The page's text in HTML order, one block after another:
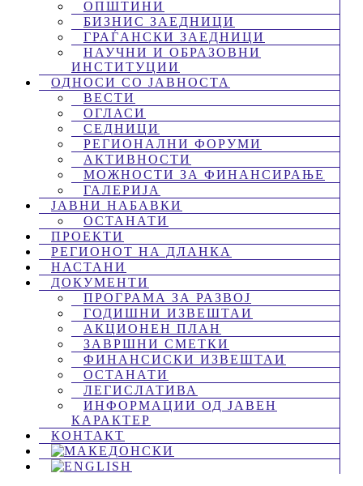
ОПШТИНИ
БИЗНИС ЗАЕДНИЦИ
ГРАЃАНСКИ ЗАЕДНИЦИ
НАУЧНИ И ОБРАЗОВНИ
ИНСТИТУЦИИ
ОДНОСИ СО ЈАВНОСТА
ВЕСТИ
ОГЛАСИ
СЕДНИЦИ
РЕГИОНАЛНИ ФОРУМИ
АКТИВНОСТИ
МОЖНОСТИ ЗА ФИНАНСИРАЊЕ
ГАЛЕРИЈА
ЈАВНИ НАБАВКИ
ОСТАНАТИ
ПРОЕКТИ
РЕГИОНОТ НА ДЛАНКА
НАСТАНИ
ДОКУМЕНТИ
ПРОГРАМА ЗА РАЗВОЈ
ГОДИШНИ ИЗВЕШТАИ
АКЦИОНЕН ПЛАН
ЗАВРШНИ СМЕТКИ
ФИНАНСИСКИ ИЗВЕШТАИ
ОСТАНАТИ
ЛЕГИСЛАТИВА
ИНФОРМАЦИИ ОД ЈАВЕН
КАРАКТЕР
КОНТАКТ